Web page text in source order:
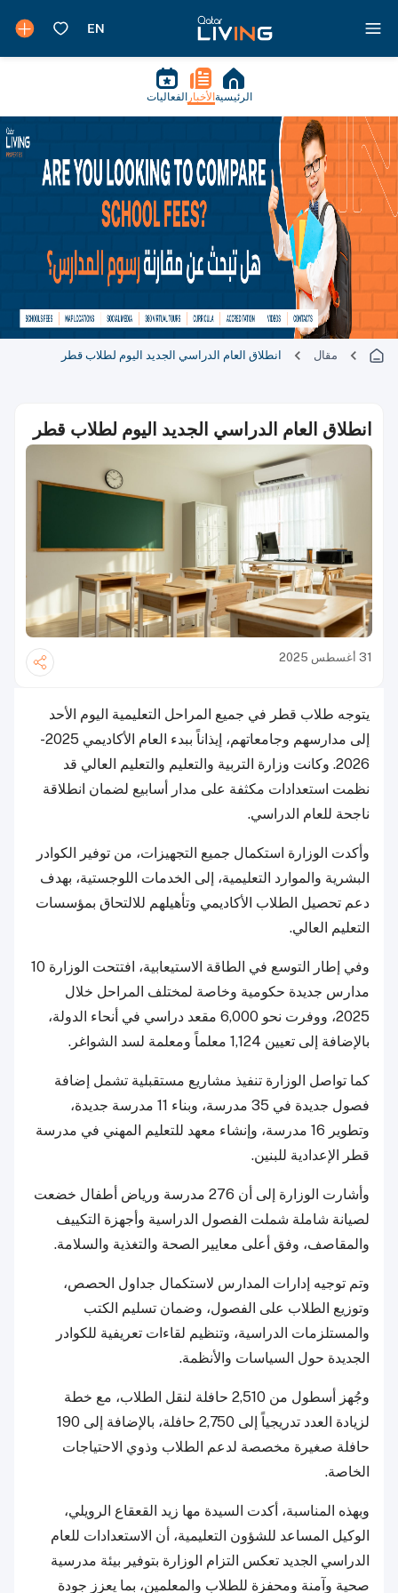
الرئيسية الأخبار الفعاليات
مقال انطلاق العام الدراسي الجديد اليوم لطلاب قطر
انطلاق العام الدراسي الجديد اليوم لطلاب قطر
31 أغسطس 2025
يتوجه طلاب قطر في جميع المراحل التعليمية اليوم الأحد
إلى مدارسهم وجامعاتهم، إيذاناً ببدء العام الأكاديمي 2025-
2026. وكانت وزارة التربية والتعليم والتعليم العالي قد
نظمت استعدادات مكثفة على مدار أسابيع لضمان انطلاقة
ناجحة للعام الدراسي.
وأكدت الوزارة استكمال جميع التجهيزات، من توفير الكوادر
البشرية والموارد التعليمية، إلى الخدمات اللوجستية، بهدف
دعم تحصيل الطلاب الأكاديمي وتأهيلهم للالتحاق بمؤسسات
التعليم العالي.
وفي إطار التوسع في الطاقة الاستيعابية، افتتحت الوزارة 10
مدارس جديدة حكومية وخاصة لمختلف المراحل خلال
2025، ووفرت نحو 6,000 مقعد دراسي في أنحاء الدولة،
بالإضافة إلى تعيين 1,124 معلماً ومعلمة لسد الشواغر.
كما تواصل الوزارة تنفيذ مشاريع مستقبلية تشمل إضافة
فصول جديدة في 35 مدرسة، وبناء 11 مدرسة جديدة،
وتطوير 16 مدرسة، وإنشاء معهد للتعليم المهني في مدرسة
قطر الإعدادية للبنين.
وأشارت الوزارة إلى أن 276 مدرسة ورياض أطفال خضعت
لصيانة شاملة شملت الفصول الدراسية وأجهزة التكييف
والمقاصف، وفق أعلى معايير الصحة والتغذية والسلامة.
وتم توجيه إدارات المدارس لاستكمال جداول الحصص،
وتوزيع الطلاب على الفصول، وضمان تسليم الكتب
والمستلزمات الدراسية، وتنظيم لقاءات تعريفية للكوادر
الجديدة حول السياسات والأنظمة.
وجُهز أسطول من 2,510 حافلة لنقل الطلاب، مع خطة
لزيادة العدد تدريجياً إلى 2,750 حافلة، بالإضافة إلى 190
حافلة صغيرة مخصصة لدعم الطلاب وذوي الاحتياجات
الخاصة.
وبهذه المناسبة، أكدت السيدة مها زيد القعقاع الرويلي،
الوكيل المساعد للشؤون التعليمية، أن الاستعدادات للعام
الدراسي الجديد تعكس التزام الوزارة بتوفير بيئة مدرسية
صحية وآمنة ومحفزة للطلاب والمعلمين، بما يعزز جودة